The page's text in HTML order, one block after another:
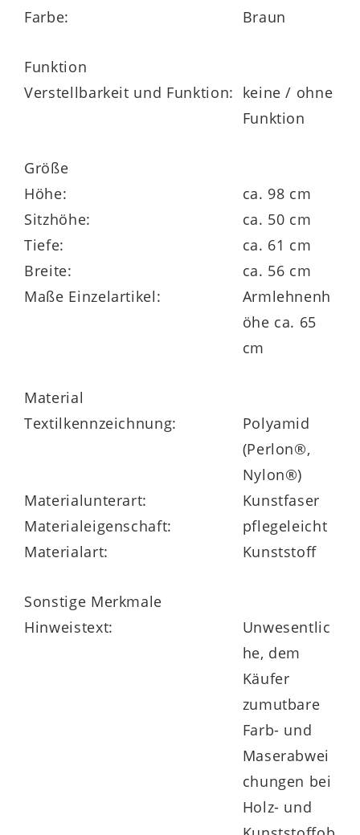
Serievon VENJAKOB, die Ihnen mehrere
Möglichkeiten zur Individualisierung
eröffnet. Beispielsweise ist der
Lederbezug
profitieren Sie von unzähligen
Kombinationsmöglichkeiten von Sitz und
Gestell.
Gegen Mehrpreis können Sie den
Esszimmerstuhl mit einer praktischen
Zudem ist er auch ohne Armlehnen
erhältlich.
Farbe:
Braun
Funktion
Verstellbarkeit und Funktion: keine / ohne
Funktion
Größe
Höhe:
ca. 98 cm
Sitzhöhe:
ca. 50 cm
Tiefe:
ca. 61 cm
Breite:
ca. 56 cm
Maße Einzelartikel:
Armlehnenh
öhe ca. 65
cm
Material
Textilkennzeichnung:
Polyamid
(Perlon®,
Nylon®)
Materialunterart:
Kunstfaser
Materialeigenschaft:
pflegeleicht
Materialart:
Kunststoff
Sonstige Merkmale
Hinweistext:
Unwesentlic
he, dem
Käufer
zumutbare
Farb- und
Maserabwei
chungen bei
Holz- und